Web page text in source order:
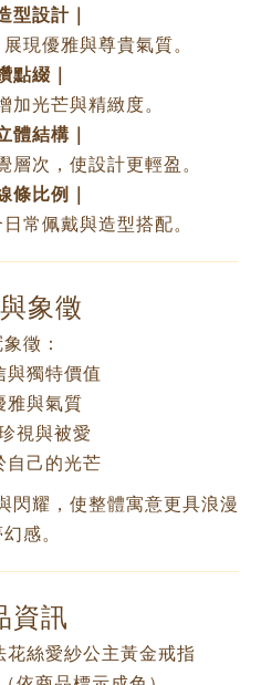
型設計｜
現優雅與尊貴氣質。
點綴｜
光芒與精緻度。
體結構｜
次，使設計更輕盈。
條比例｜
常佩戴與造型搭配。
象徵
徵：
與獨特價值
雅與氣質
視與被愛
自己的光芒
閃耀，使整體寓意更具浪漫
感。
資訊
花絲愛紗公主黃金戒指